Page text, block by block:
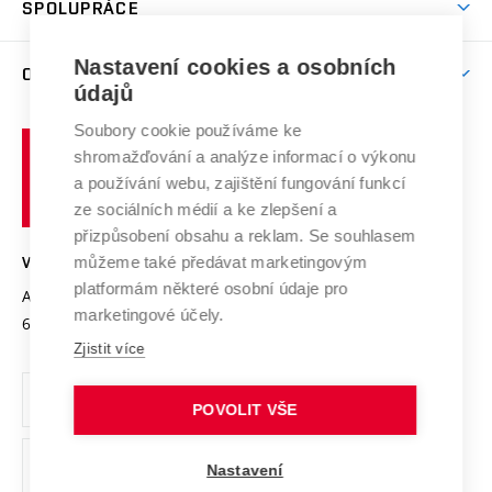
Brno
Celoživotní vzdělávání
E-přihláška
Závěrečné práce
Doktorské studium
Studium bez bariér
Podpora podnikání
Mezinárodní vědecká rada
Systém zajišťování kvality výzkumu
Výzkumné infrastruktury
Transfer znalostí
Open Science
Projekty
Projekty ze strukturálních fondů
Specifický výzkum
SPOLUPRÁCE
Zahraniční spolupráce
Spolupráce se školami
Služby univerzity
Mezinárodní dohody
Univerzitní sítě
O UNIVERZITĚ
Profil univerzity
Udržitelná univerzita
Podnikavá univerzita / ContriBUTe
Bezpečná univerzita
Vyznamenání
Organizační struktura
Ochrana osobních údajů
odkaz)
učení
technické
VYSOKÉ UČENÍ TECHNICKÉ V BRNĚ
Antonínská 548/1
602 00 Brno
www.vut.cz
vut@vutbr.cz
Nastavení cookies a osobních
údajů
Soubory cookie používáme ke
shromažďování a analýze informací o výkonu
a používání webu, zajištění fungování funkcí
ze sociálních médií a ke zlepšení a
přizpůsobení obsahu a reklam. Se souhlasem
můžeme také předávat marketingovým
platformám některé osobní údaje pro
marketingové účely.
Zjistit více
POVOLIT VŠE
Nastavení